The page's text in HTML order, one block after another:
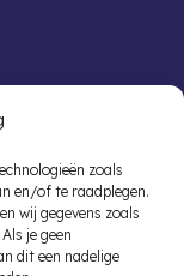
zoals
en/of te raadplegen.
wij gegevens zoals
je geen
dit een nadelige